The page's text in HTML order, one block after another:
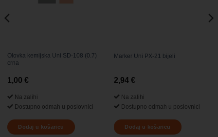
Olovka kemijska Uni SD-108 (0.7)
crna
1,00 €
Na zalihi
Dostupno odmah u poslovnici
Dodaj u košaricu
Marker Uni PX-21 bijeli
2,94 €
Na zalihi
Dostupno odmah u poslovnici
Dodaj u košaricu